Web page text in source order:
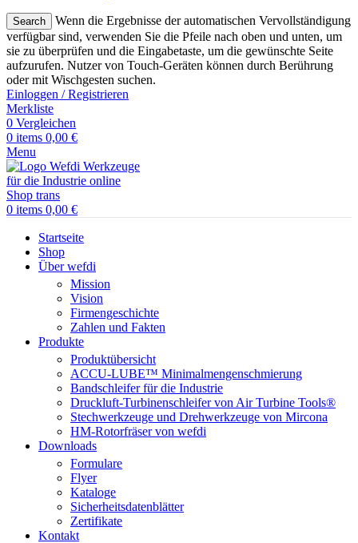
Search
Wenn die Ergebnisse der automatischen Vervollständigung
verfügbar sind, verwenden Sie die Pfeile nach oben und unten, um
sie zu überprüfen und die Eingabetaste, um die gewünschte Seite
aufzurufen. Nutzer von Touch-Geräten können durch Berührung
oder mit Wischgesten suchen.
Einloggen / Registrieren
Merkliste
0 Vergleichen
0 items 0,00 €
Menu
0 items 0,00 €
Startseite
Shop
Über wefdi
Mission
Vision
Firmengeschichte
Zahlen und Fakten
Produkte
Produktübersicht
ACCU-LUBE™ Minimalmengenschmierung
Bandschleifer für die Industrie
Druckluft-Turbinenschleifer von Air Turbine Tools®
Stechwerkzeuge und Drehwerkzeuge von Mircona
HM-Rotorfräser von wefdi
Downloads
Formulare
Flyer
Kataloge
Sicherheitsdatenblätter
Zertifikate
Kontakt